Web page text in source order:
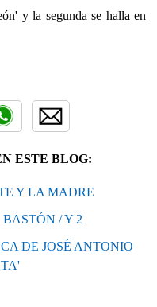
y la segunda se halla en
ESTE BLOG:
Y LA MADRE
/ Y 2
DE JOSÉ ANTONIO